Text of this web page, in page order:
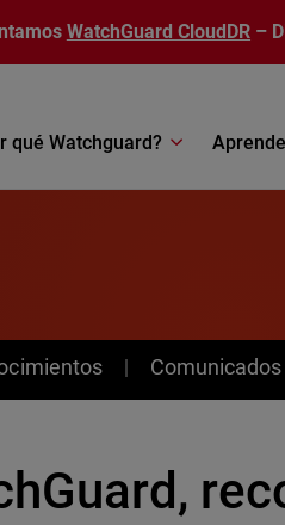
WatchGuard CloudDR –
qué Watchguard? Aprende